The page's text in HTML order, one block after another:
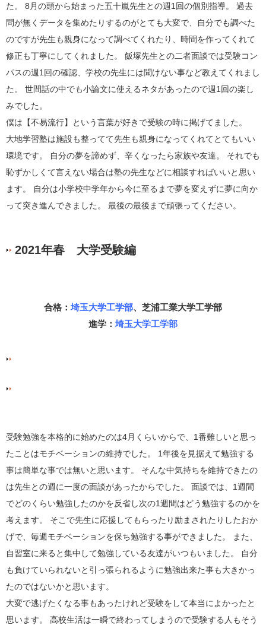
た。 8月の頭から始まった五十嵐先生との週1回の個別指導。 過去
問が無くデータを集めたりするのがとても大変で、自分でも調べた
のですが先生も親身になって調べてくれたり、時間を作ってくれて
修正も丁寧にしてくれました。 飯塚先生との二者面談では受験コン
パスの週1回の確認、学校の先生には聞けない事など教えてくれまし
た。 世間話の中でも小論文に使えるネタがあったので週1回の楽し
みでした。
僕は【不易流行】という言葉が好きで受験の時に掲げてました。
大地学習塾は施設も整ってて先生も親身になってくれてとてもいい
環境です。 自分の夢を諦めず、辛くなったら家族や友達。 それでも
恥ずかしくて言えない場合は塾の先生などに相談すればいいと思い
ます。 自分は小学校中学年から今に至るまで夢を変えずに夢に向か
って突き進んできました。 最後の最後まで頑張ってください。
2021年春 大学受験編
合格： 埼玉大学工学部、芝浦工業大学工学部
進学： 埼玉大学工学部
受験勉強を本格的に始めたのは4月くらいからで、 1番難しいと思っ
たことはモチベーションの維持でした。 1年後を見据えて勉強する
事は簡単な事では無いと思います。 そんな中気持ちを維持できたの
は先生との週に一度の面談があったからでした。 面談では、 1週間
でどのくらい勉強したのかを反省し次の1週間はどう勉強するのかを
考えます。 そこで先生に応援してもらったり励まされたりしたおか
げで、毎週モチベーションを保ち勉強する事ができました。 また、
自習室に来ると集中して勉強している友達がいつもいました。 自分
も負けていられないと引っ張られるように勉強出来た事も大きかっ
たのではないかと思います。
大変で逃げたくなる事もあったけれど受験をして本当によかったと
思います。 高校生活は一瞬で終わってしまうので受験する人もそう